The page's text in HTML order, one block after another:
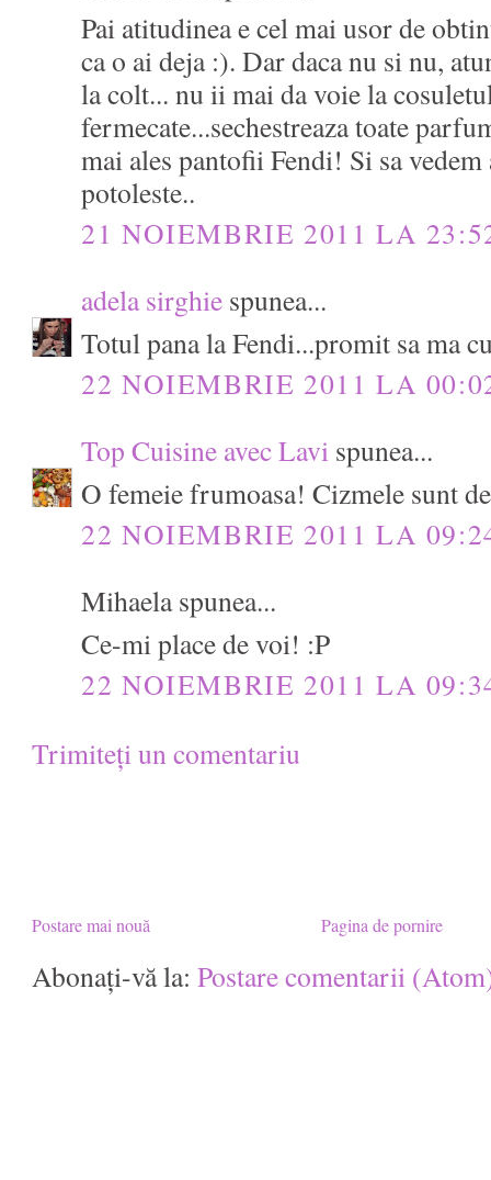
Pai atitudinea e cel mai usor de
ca o ai deja :). Dar daca nu si nu,
la colt... nu ii mai da voie la
fermecate...sechestreaza toate
mai ales pantofii Fendi! Si sa vedem
potoleste..
21 NOIEMBRIE 2011 LA
adela sirghie spunea...
Totul pana la Fendi...promit sa ma
22 NOIEMBRIE 2011 LA
Top Cuisine avec Lavi spunea...
O femeie frumoasa! Cizmele sunt
22 NOIEMBRIE 2011 LA
Mihaela spunea...
Ce-mi place de voi! :P
22 NOIEMBRIE 2011 LA
Trimiteți un comentariu
Postare mai nouă Pagina de pornire
Abonați-vă la:Postare comentarii